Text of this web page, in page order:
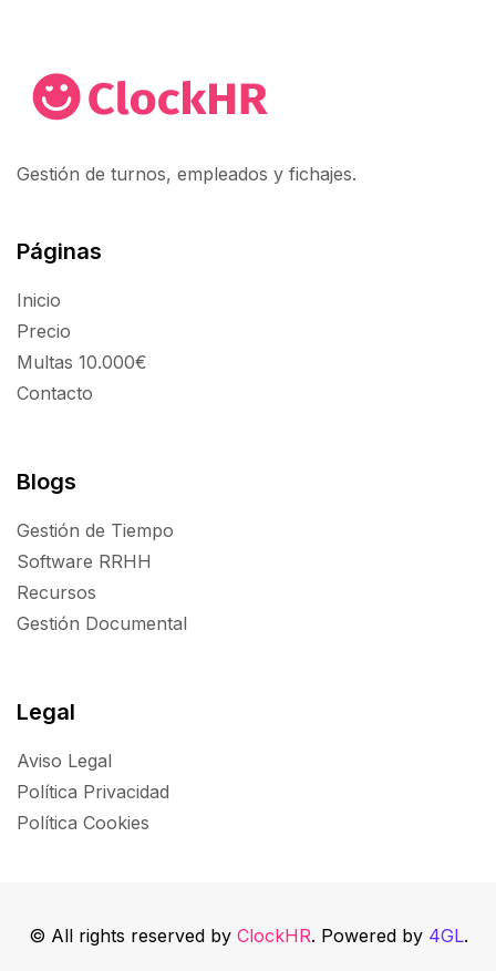
Gestión de turnos, empleados y fichajes.
Páginas
Inicio
Precio
Multas 10.000€
Contacto
Blogs
Gestión de Tiempo
Software RRHH
Recursos
Gestión Documental
Legal
Aviso Legal
Política Privacidad
Política Cookies
© All rights reserved by ClockHR. Powered by 4GL.